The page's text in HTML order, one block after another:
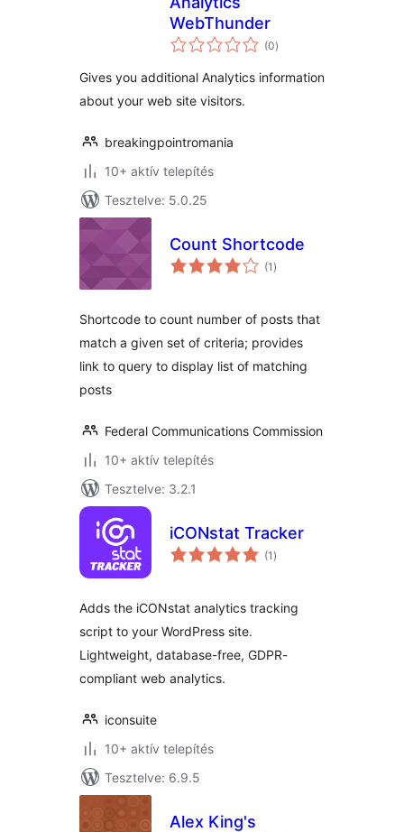
WebThunder
(0értékelés
összesen
)
Gives you additional Analytics information
about your web site visitors.
breakingpointromania
10+ aktív telepítés
Tesztelve: 5.0.25
Count Shortcode
(1 értékelés
összesen
)
Shortcode to count number of posts that
match a given set of criteria; provides
link to query to display list of matching
posts
Federal Communications Commission
10+ aktív telepítés
Tesztelve: 3.2.1
iCONstat Tracker
(1 értékelés
összesen
)
Adds the iCONstat analytics tracking
script to your WordPress site.
Lightweight, database-free, GDPR-
compliant web analytics.
iconsuite
10+ aktív telepítés
Tesztelve: 6.9.5
Alex King's